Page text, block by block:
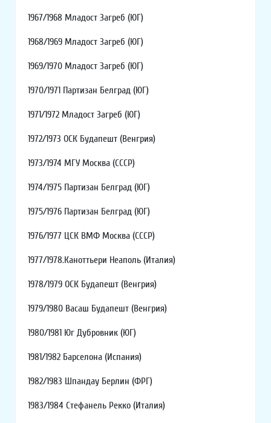
1967/1968 Младост Загреб (ЮГ)
1968/1969 Младост Загреб (ЮГ)
1969/1970 Младост Загреб (ЮГ)
1970/1971 Партизан Белград (ЮГ)
1971/1972 Младост Загреб (ЮГ)
1972/1973 ОСК Будапешт (Венгрия)
1973/1974 МГУ Москва (СССР)
1974/1975 Партизан Белград (ЮГ)
1975/1976 Партизан Белград (ЮГ)
1976/1977 ЦСК ВМФ Москва (СССР)
1977/1978.Каноттьери Неаполь (Италия)
1978/1979 ОСК Будапешт (Венгрия)
1979/1980 Васаш Будапешт (Венгрия)
1980/1981 Юг Дубровник (ЮГ)
1981/1982 Барселона (Испания)
1982/1983 Шпандау Берлин (ФРГ)
1983/1984 Стефанель Рекко (Италия)